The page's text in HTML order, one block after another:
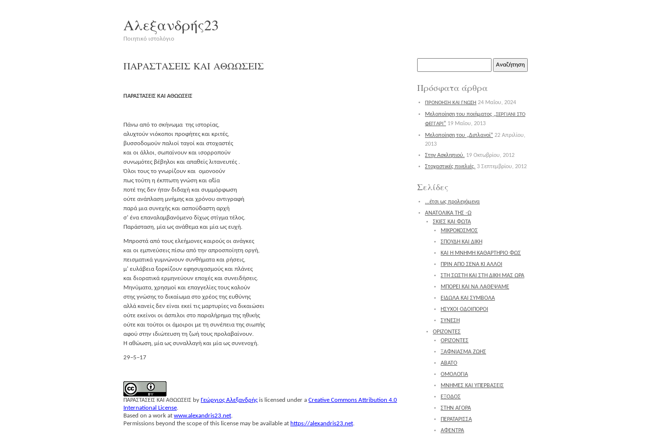
Αλεξανδρής23
Ποιητικό ιστολόγιο
ΠΑΡΑΣΤΑΣΕΙΣ ΚΑΙ ΑΘΩΩΣΕΙΣ
ΠΑΡΑΣΤΑΣΕΙΣ ΚΑΙ ΑΘΩΩΣΕΙΣ
Πάνω από το σκή­νω­μα της ιστορίας,
αλυ­χτούν νιό­κο­ποι προ­φή­τες και κριτές,
βυσ­σο­δο­μούν παλιοί ταγοί και στοχαστές
και οι άλλοι, σωπαί­νουν και ισορροπούν
συνω­μό­τες βέβη­λοι και απα­θείς λιτανευτές .
Όλοι τους το γνω­ρί­ζουν και ομονοούν
πως τού­τη η έκπτω­τη γνώ­ση και αξία
ποτέ της δεν ήταν διδα­χή και συμμόρφωση
ούτε ανά­πλα­ση μνή­μης και χρό­νου αντιγραφή
παρά μια συνε­χής και ασπού­δα­στη αρχή
σ’ ένα επα­να­λαμ­βα­νό­με­νο δίχως στίγ­μα τέλος.
Παρά­στα­ση, μία ως ανά­θε­μα και μία ως ευχή.
Μπρο­στά από τους ελε­ή­μο­νες και­ρούς οι ανάγκες
και οι εμπνεύ­σεις πίσω από την απρο­σποί­η­τη οργή,
πει­σμα­τι­κά γυμνώ­νουν συν­θή­μα­τα και ρήσεις,
μ’ ευλά­βεια ξορ­κί­ζουν εφη­συ­χα­σμούς και πλάνες
και διο­ρα­τι­κά ερμη­νεύ­ουν επο­χές και συνειδήσεις.
Μηνύ­μα­τα, χρη­σμοί και επαγ­γε­λί­ες τους καλούν
στης γνώ­σης το δικαί­ω­μα στο χρέ­ος της ευθύνης
αλλά κανείς δεν είναι εκεί τις μαρ­τυ­ρί­ες να δικαιώσει
ούτε εκεί­νοι οι άσπι­λοι στο παρα­λή­ρη­μα της ηθικής
ούτε και τού­τοι οι άμοι­ροι με τη συνέ­πεια της σιωπής
αφού στην ιδιώ­τευ­ση τη ζωή τους προλαβαίνουν.
Η αθώ­ω­ση, μία ως συναλ­λα­γή και μία ως συνενοχή.
29−5−17
ΠΑΡΑΣΤΑΣΕΙΣ ΚΑΙ ΑΘΩΩΣΕΙΣ by Γεώρ­γιος Αλε­ξαν­δρής is licensed under a Creative Commons Attribution 4.0
International License.
Based on a work at www.alexandris23.net.
Permissions beyond the scope of this license may be available at https://alexandris23.net.
Πρόσφατα άρθρα
ΠΡΟΝΟΗΣΗ ΚΑΙ ΓΝΩΣΗ 24 Μαΐου, 2024
Μελοποίηση του ποιήματος „ΣΕΡΓΙΑΝΙ
ΣΤΟ
ΦΕΓΓΑΡΙ ” 19 Μαΐου, 2013
Μελοποίηση του „Διπλανοί” 22 Απριλίου,
2013
Στην Ασκληπιού. 19 Οκτωβρίου, 2012
Στοχαστικές πινελιές. 3 Σεπτεμβρίου, 2012
Σελίδες
...έτσι ως προλεγόμενα
ΑΝΑΤΟΛΙΚΑ ΤΗΣ -Ω
ΣΚΙΕΣ ΚΑΙ ΦΩΤΑ
ΜΙΚΡΟΚΟΣΜΟΣ
ΣΠΟΥΔΗ ΚΑΙ ΔΙΚΗ
ΚΑΙ Η ΜΝΗΜΗ ΚΑΘΑΡΤΗΡΙΟ ΦΩΣ
ΠΡΙΝ ΑΠΟ ΣΕΝΑ ΚΙ ΑΛΛΟΙ
ΣΤΗ ΣΩΣΤΗ ΚΑΙ ΣΤΗ ΔΙΚΗ ΜΑΣ ΩΡΑ
ΜΠΟΡΕΙ ΚΑΙ ΝΑ ΛΑΘΕΨΑΜΕ
ΕΙΔΩΛΑ ΚΑΙ ΣΥΜΒΟΛΑ
ΗΣΥΧΟΙ ΟΔΟΙΠΟΡΟΙ
ΣΥΝΕΣΗ
ΟΡΙΖΟΝΤΕΣ
ΟΡΙΖΟΝΤΕΣ
ΞΑΦΝΙΑΣΜΑ ΖΩΗΣ
ΑΒΑΤΟ
ΟΜΟΛΟΓΙΑ
ΜΝΗΜΕΣ ΚΑΙ ΥΠΕΡΒΑΣΕΙΣ
ΕΞΟΔΟΣ
ΣΤΗΝ ΑΓΟΡΑ
ΠΕΡΑΤΑΡΙΣΣΑ
ΑΦΕΝΤΡΑ